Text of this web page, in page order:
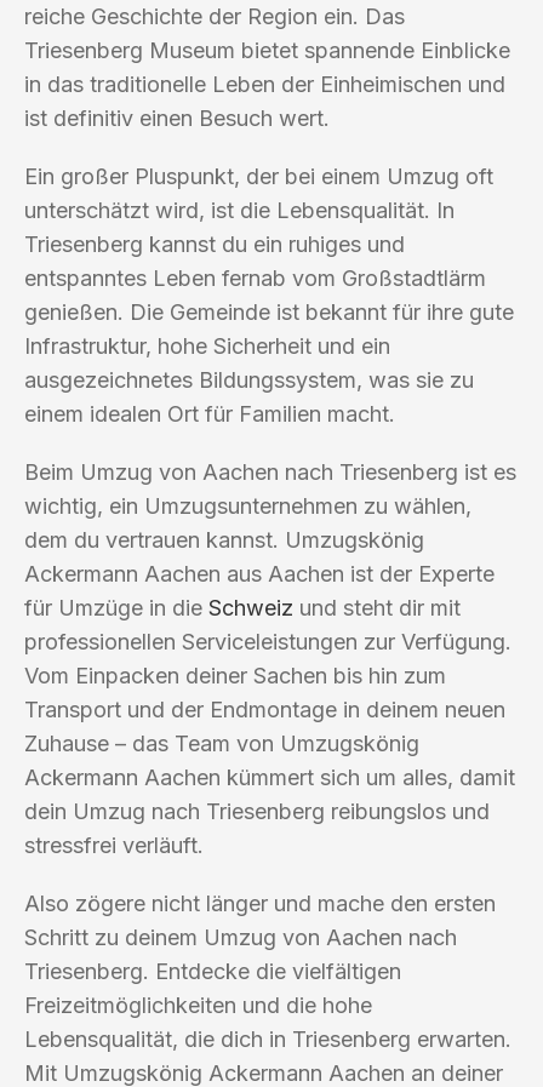
reiche Geschichte der Region ein. Das
Triesenberg Museum bietet spannende Einblicke
in das traditionelle Leben der Einheimischen und
ist definitiv einen Besuch wert.
Ein großer Pluspunkt, der bei einem Umzug oft
unterschätzt wird, ist die Lebensqualität. In
Triesenberg kannst du ein ruhiges und
entspanntes Leben fernab vom Großstadtlärm
genießen. Die Gemeinde ist bekannt für ihre gute
Infrastruktur, hohe Sicherheit und ein
ausgezeichnetes Bildungssystem, was sie zu
einem idealen Ort für Familien macht.
Beim Umzug von Aachen nach Triesenberg ist es
wichtig, ein Umzugsunternehmen zu wählen,
dem du vertrauen kannst. Umzugskönig
Ackermann Aachen aus Aachen ist der Experte
für Umzüge in die Schweiz und steht dir mit
professionellen Serviceleistungen zur Verfügung.
Vom Einpacken deiner Sachen bis hin zum
Transport und der Endmontage in deinem neuen
Zuhause – das Team von Umzugskönig
Ackermann Aachen kümmert sich um alles, damit
dein Umzug nach Triesenberg reibungslos und
stressfrei verläuft.
Also zögere nicht länger und mache den ersten
Schritt zu deinem Umzug von Aachen nach
Triesenberg. Entdecke die vielfältigen
Freizeitmöglichkeiten und die hohe
Lebensqualität, die dich in Triesenberg erwarten.
Mit Umzugskönig Ackermann Aachen an deiner